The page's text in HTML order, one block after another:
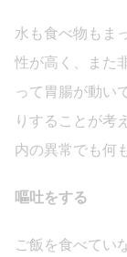
水も食べ物もま
性が高く、また
って胃腸が動い
りすることが考
内の異常でも何
嘔吐をする
ご飯を食べてい